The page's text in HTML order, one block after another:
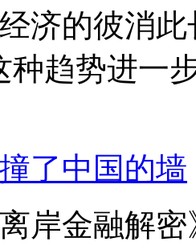
济的彼消
种趋势进一
了中国的墙
岸金融解